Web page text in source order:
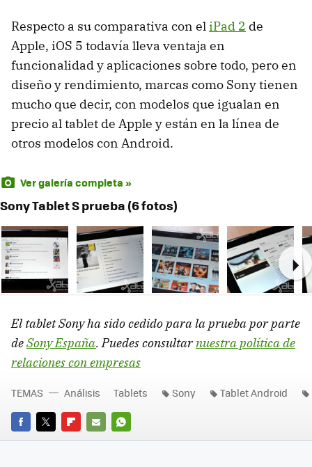
Respecto a su comparativa con eliPad 2 de
Apple, iOS 5 todavía lleva ventaja en
funcionalidad y aplicaciones sobre todo, pero en
diseño y rendimiento, marcas como Sony tienen
mucho que decir, con modelos que igualan en
precio al tablet de Apple y están en la línea de
otros modelos con Android.
Ver galería completa »
Sony Tablet S prueba (6 fotos)
El tablet Sony ha sido cedido para la prueba por parte
deSony España. Puedes consultarnuestra política de
relaciones con empresas
FACEBOOK
TWITTERFLIPBOARD
E-
WHATSAPP
TEMAS Análisis Tablets Sony Tablet Android